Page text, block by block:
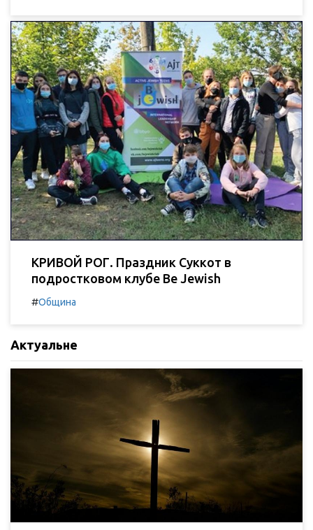
КРИВОЙ РОГ. Праздник Суккот в
подростковом клубе Be Jewish
#Община
Актуальне